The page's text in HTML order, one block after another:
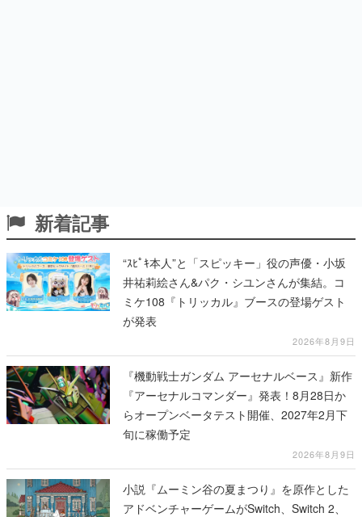
新着記事
“ｽﾋﾟｷ本人”と「スピッキー」役の声優・小坂
井祐莉絵さん&パク・シユンさんが集結。コ
ミケ108『トリッカル』ブースの登場ゲスト
が発表
2026年8月9日
『機動戦士ガンダム アーセナルベース』新作
『アーセナルコマンダー』発表！8月28日か
らオープンベータテスト開催、2027年2月下
旬に稼働予定
2026年8月9日
小説『ムーミン谷の夏まつり』を原作とした
アドベンチャーゲームがSwitch、Switch 2、